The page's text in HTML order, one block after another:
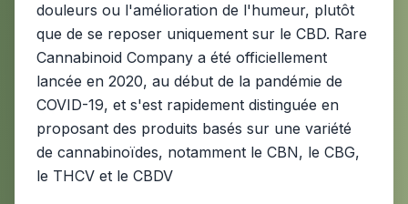
douleurs ou l'amélioration de l'humeur, plutôt
que de se reposer uniquement sur le CBD. Rare
Cannabinoid Company a été officiellement
lancée en 2020, au début de la pandémie de
COVID-19, et s'est rapidement distinguée en
proposant des produits basés sur une variété
de cannabinoïdes, notamment le CBN, le CBG,
le THCV et le CBDV